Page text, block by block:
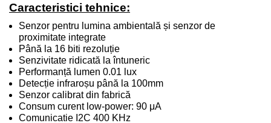
Caracteristici tehnice:
Senzor pentru lumina ambientală și senzor de
proximitate integrate
Până la 16 biti rezoluție
Senzivitate ridicată la întuneric
Performanță lumen 0.01 lux
Detecție infraroșu până la 100mm
Senzor calibrat din fabrică
Consum curent low-power: 90 μA
Comunicatie I2C 400 KHz